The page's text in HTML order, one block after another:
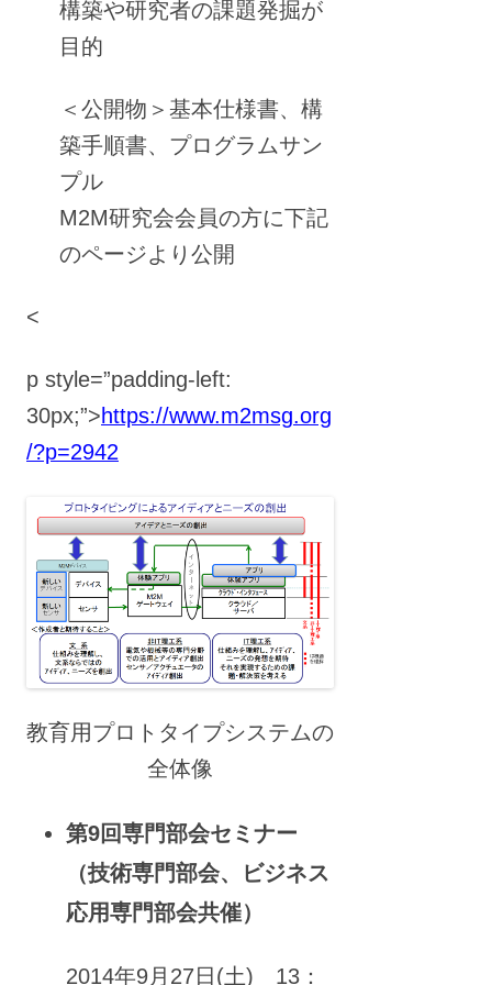
構築や研究者の課題発掘が
目的
＜公開物＞基本仕様書、構
築手順書、プログラムサン
プル
M2M研究会会員の方に下記
のページより公開
<
p style=”padding-left:
30px;”>https://www.m2msg.org
/?p=2942
教育用プロトタイプシステムの
全体像
第9回専門部会セミナー
（技術専門部会、ビジネス
応用専門部会共催）
2014年9月27日(土) 13：